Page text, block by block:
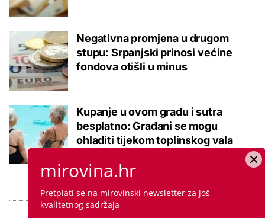
Negativna promjena u drugom
stupu: Srpanjski prinosi većine
fondova otišli u minus
Kupanje u ovom gradu i sutra
besplatno: Građani se mogu
ohladiti tijekom toplinskog vala
mirovina.hr
Pretplati se na mirovinski newsletter za još
kvalitetnog sadržaja